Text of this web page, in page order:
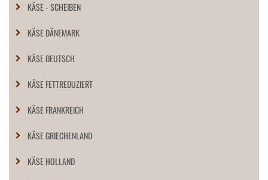
KÄSE - SCHEIBEN
KÄSE DÄNEMARK
KÄSE DEUTSCH
KÄSE FETTREDUZIERT
KÄSE FRANKREICH
KÄSE GRIECHENLAND
KÄSE HOLLAND